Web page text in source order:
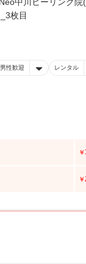
男性歓迎 レンタル
￥
￥